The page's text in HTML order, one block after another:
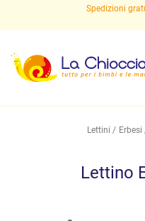
Spedizioni
Lettini Erbesi
Lettino